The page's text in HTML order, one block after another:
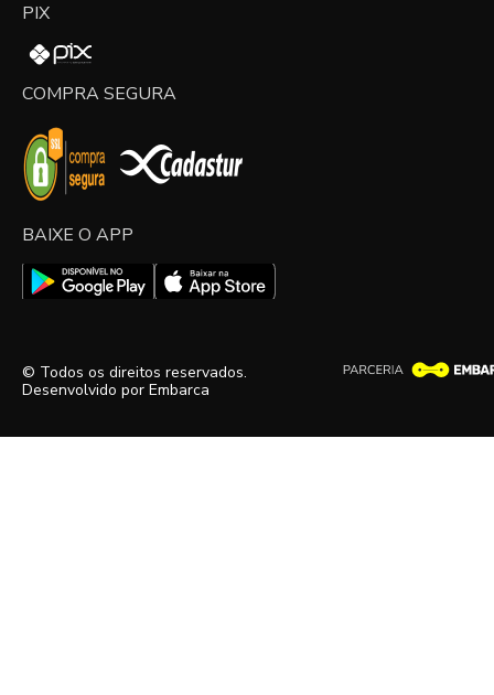
PIX
COMPRA SEGURA
BAIXE O APP
© Todos os direitos reservados.
Desenvolvido por Embarca